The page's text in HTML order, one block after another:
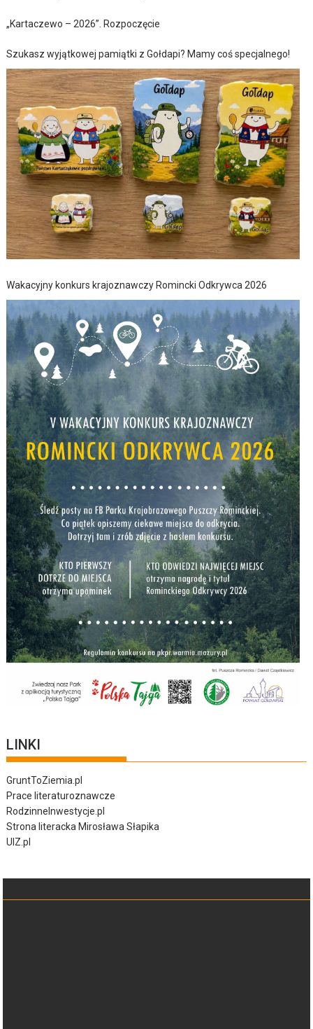
„Kartaczewo – 2026”. Rozpoczęcie
Szukasz wyjątkowej pamiątki z Gołdapi? Mamy coś specjalnego!
Wakacyjny konkurs krajoznawczy Romincki Odkrywca 2026
LINKI
GruntToZiemia.pl
Prace literaturoznawcze
RodzinneInwestycje.pl
Strona literacka Mirosława Słapika
UIZ.pl